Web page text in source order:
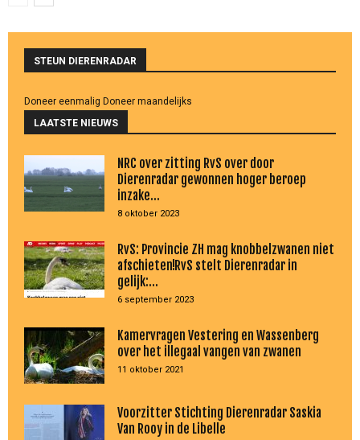
STEUN DIERENRADAR
Doneer eenmalig Doneer maandelijks
LAATSTE NIEUWS
NRC over zitting RvS over door
Dierenradar gewonnen hoger beroep
inzake...
8 oktober 2023
RvS: Provincie ZH mag knobbelzwanen niet
afschieten!RvS stelt Dierenradar in
gelijk:...
6 september 2023
Kamervragen Vestering en Wassenberg
over het illegaal vangen van zwanen
11 oktober 2021
Voorzitter Stichting Dierenradar Saskia
Van Rooy in de Libelle